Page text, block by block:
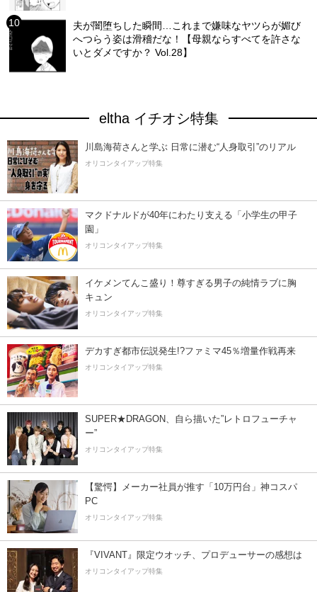
夫が闇堕ちした瞬間…これまで嫌味なヤツらが媚び
へつらう姿は滑稽だな！【母親ならすべてを許さな
いとダメですか？ Vol.28】
eltha イチオシ特集
川島海荷さんと学ぶ 日常に潜む“人身取引”のリアル
オリコンタイアップ特集
マクドナルドが40年にわたり支える「小学生の甲子
園」
オリコンタイアップ特集
イケメンてんこ盛り！尊すぎる男子の純情ラブに胸
キュン
オリコンタイアップ特集
デカすぎ都市伝説発生!?ファミマ45％増量作戦再来
オリコンタイアップ特集
SUPER★DRAGON、自ら描いた”レトロフューチャ
ー”
オリコンタイアップ特集
【驚愕】メーカー社員が推す「10万円台」神コスパ
PC
オリコンタイアップ特集
『VIVANT』限定ウオッチ、プロデューサーの感想は
オリコンタイアップ特集